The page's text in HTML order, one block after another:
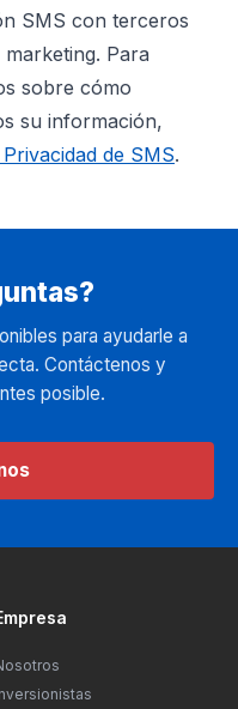
SMS con terceros
Para
sobre cómo
su información,
de SMS.
para ayudarle a
Contáctenos y
posible.